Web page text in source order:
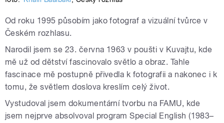
Od roku 1995 působím jako fotograf a vizuální tvůrce v
Českém rozhlasu.
Narodil jsem se 23. června 1963 v poušti v Kuvajtu, kde
mě už od dětství fascinovalo světlo a obraz. Tahle
fascinace mě postupně přivedla k fotografii a nakonec i k
tomu, že světlem doslova kreslím celý život.
Vystudoval jsem dokumentární tvorbu na FAMU, kde
jsem nejprve absolvoval program Special English (1983–